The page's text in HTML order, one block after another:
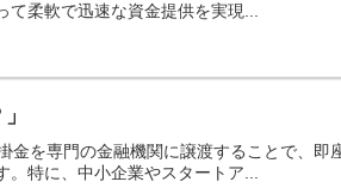
柔軟で迅速な資金提供を実現...
を専門の金融機関に譲渡することで、即
特に、中小企業やスタートア...